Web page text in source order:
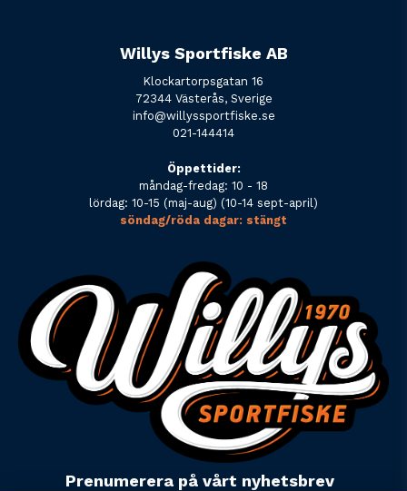
Willys Sportfiske AB
Klockartorpsgatan 16
72344 Västerås, Sverige
info@willyssportfiske.se
021-144414
Öppettider:
måndag-fredag: 10 - 18
lördag: 10-15 (maj-aug) (10-14 sept-april)
söndag/röda dagar: stängt
Prenumerera på vårt nyhetsbrev